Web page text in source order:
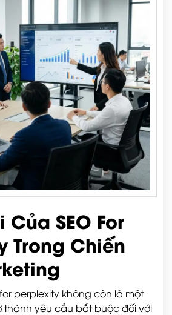
Của SEO For
Trong Chiến
perplexity không còn là một
thành yêu cầu bắt buộc đối với